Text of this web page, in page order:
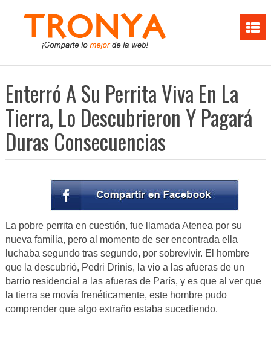
Enterró A Su Perrita Viva En La
Tierra, Lo Descubrieron Y Pagará
Duras Consecuencias
La pobre perrita en cuestión, fue llamada Atenea por su
nueva familia, pero al momento de ser encontrada ella
luchaba segundo tras segundo, por sobrevivir. El hombre
que la descubrió, Pedri Drinis, la vio a las afueras de un
barrio residencial a las afueras de París, y es que al ver que
la tierra se movía frenéticamente, este hombre pudo
comprender que algo extraño estaba sucediendo.